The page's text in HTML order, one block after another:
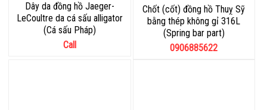
Dây da đồng hồ Jaeger-
LeCoultre da cá sấu alligator
(Cá sấu Pháp)
Call
Chốt (cốt) đồng hồ Thuỵ Sỹ
bằng thép không gỉ 316L
(Spring bar part)
0906885622